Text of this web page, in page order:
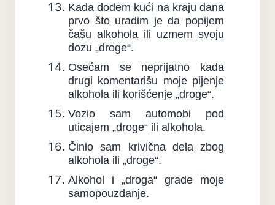
Kada dođem kući na kraju dana
prvo što uradim je da popijem
čašu alkohola ili uzmem svoju
dozu „droge“.
Osećam se neprijatno kada
drugi komentarišu moje pijenje
alkohola ili korišćenje „droge“.
Vozio sam automobi pod
uticajem „droge“ ili alkohola.
Činio sam krivična dela zbog
alkohola ili „droge“.
Alkohol i „droga“ grade moje
samopouzdanje.